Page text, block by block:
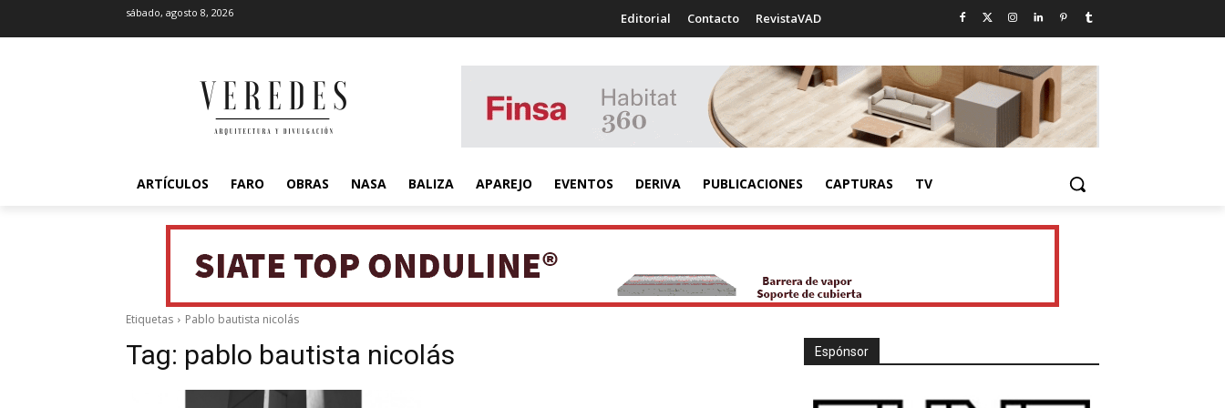
sábado, agosto 8, 2026 Editorial Contacto RevistaVAD
ARTÍCULOS FARO OBRAS NASA BALIZA APAREJO EVENTOS DERIVA PUBLICACIONES CAPTURAS TV
Etiquetas Pablo bautista nicolás
Tag: pablo bautista nicolás Espónsor